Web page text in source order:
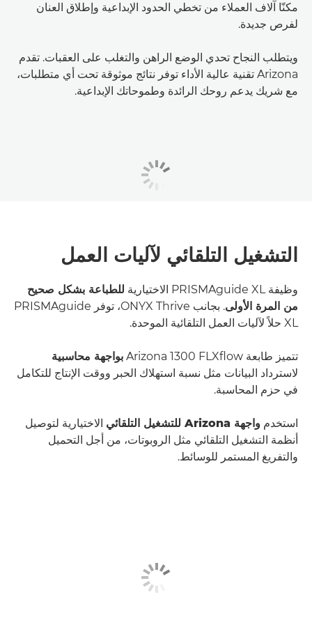
مكنّا آلاف العملاء من تخطي الحدود الإبداعية وإطلاق العنان
لفرص جديدة.
ويتطلب النجاح تحدي الوضع الراهن والتغلب على العقبات. تقدم
Arizona تقنية عالية الأداء توفر نتائج موثوقة تحت أي متطلبات،
مع شريك يدعم روحك الرائدة وطموحاتك الإبداعية.
التشغيل التلقائي لآليات العمل
وظيفة PRISMAguide XL الاختيارية
للطباعة بشكل صحيح
من المرة الأولى
. بجانب ONYX Thrive، توفر PRISMAguide
XL حلاً لآليات العمل التلقائية الموحدة.
تتميز طابعة Arizona 1300 FLXﬂow
بواجهة محاسبية
لاسترداد البيانات مثل نسبة استهلاك الحبر ووقت الإنتاج للتكامل
في حزم المحاسبة.
استخدم واجهة Arizona للتشغيل التلقائي
الاختيارية لتوصيل
أنظمة التشغيل التلقائي مثل الروبوتات، من أجل التحميل
والتفريغ المستمر للوسائط.